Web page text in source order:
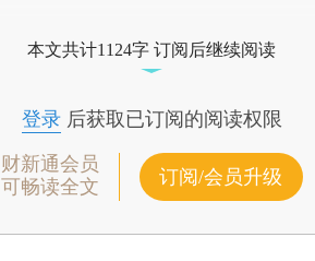
本文共计1124字 订阅后继续阅读
登录后获取已订阅的阅读权限
财新通会员
可畅读全文
订阅/会员升级